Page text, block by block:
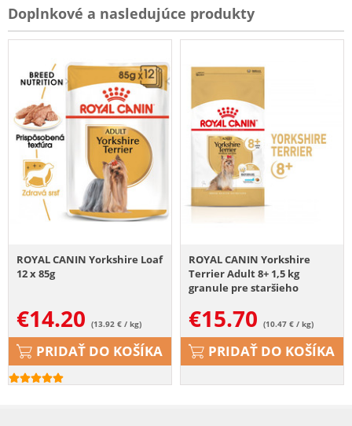
Doplnkové a nasledujúce produkty
ROYAL CANIN Yorkshire Loaf
12 x 85g
€14.20 (13.92 € / kg)
PRIDAŤ DO KOŠÍKA
ROYAL CANIN Yorkshire
Terrier Adult 8+ 1,5 kg
granule pre staršieho
€15.70 (10.47 € / kg)
PRIDAŤ DO KOŠÍKA